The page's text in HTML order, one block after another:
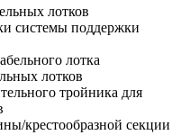
лотков
системы поддержки
лотка
лотков
тройника для
крестообразной секции